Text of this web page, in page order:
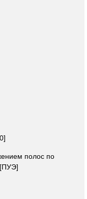
полос по
[ПУЭ]